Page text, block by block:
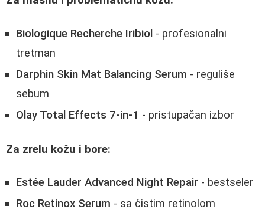
Biologique Recherche Iribiol - profesionalni
tretman
Darphin Skin Mat Balancing Serum - reguliše
sebum
Olay Total Effects 7-in-1 - pristupačan izbor
Za zrelu kožu i bore:
Estée Lauder Advanced Night Repair - bestseler
Roc Retinox Serum - sa čistim retinolom